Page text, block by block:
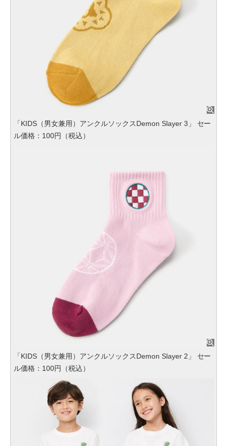
「KIDS（男女兼用）アンクルソックスDemon Slayer 3」 セー
ル価格：100円（税込）
「KIDS（男女兼用）アンクルソックスDemon Slayer 2」 セー
ル価格：100円（税込）